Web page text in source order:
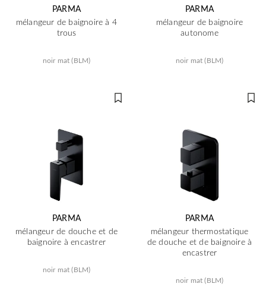
PARMA
mélangeur de baignoire à 4
trous
noir mat (BLM)
PARMA
mélangeur de baignoire
autonome
noir mat (BLM)
PARMA
mélangeur de douche et de
baignoire à encastrer
noir mat (BLM)
PARMA
mélangeur thermostatique
de douche et de baignoire à
encastrer
noir mat (BLM)